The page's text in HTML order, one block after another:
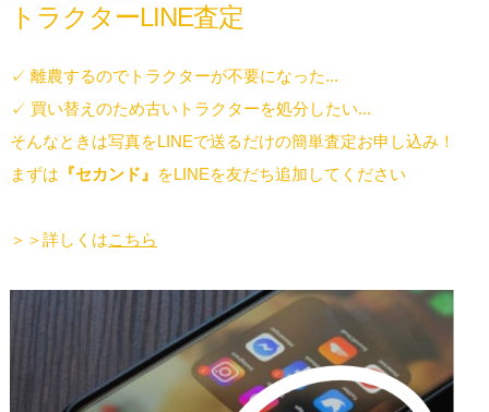
トラクターLINE査定
✓ 離農するのでトラクターが不要になった...
✓ 買い替えのため古いトラクターを処分したい...
そんなときは写真をLINEで送るだけの簡単査定お申し込み！
まずは 『セカンド』 をLINEを友だち追加してください
＞＞詳しくはこちら